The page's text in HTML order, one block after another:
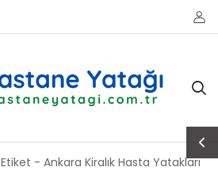
Etiket - Ankara Kiralık Hasta Yatakları